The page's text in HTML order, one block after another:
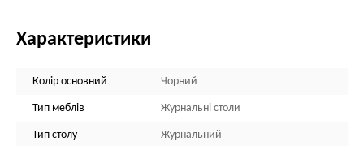
Характеристики
Колір основний Чорний
Тип меблів Журнальні столи
Тип столу Журнальний